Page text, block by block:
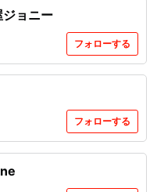
ョニー
フォローする
フォローする